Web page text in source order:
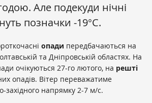
Але подекуди нічні
позначки -19°С.
опади передбачаються на
та Дніпровській областях. На
очікуються 27-го лютого, на решті
опадів. Вітер переважатиме
західного напрямку 2-7 м/с.